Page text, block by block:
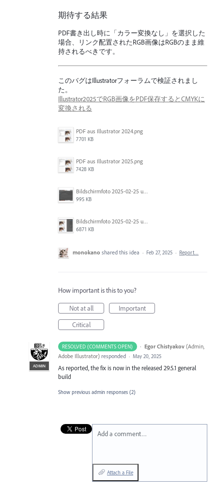
期待する結果
PDF書き出し時に「カラー変換なし」を選択した
場合、リンク配置されたRGB画像はRGBのまま維
持されるべきです。
このバグはIllustratorフォーラムで検証されまし
た。
Illustrator2025でRGB画像をPDF保存するとCMYKに
変換される
PDF aus Illustrator 2024.png
7701 KB
PDF aus Illustrator 2025.png
7428 KB
Bildschirmfoto 2025-02-25 um 07.55.09.png
995 KB
Bildschirmfoto 2025-02-25 um 07.39.20.png
6871 KB
monokano shared this idea · Feb 27, 2025 · Report…
How important is this to you?
Not at all
Important
Critical
RESOLVED (COMMENTS OPEN) ·
ADMIN
Egor Chistyakov (Admin,
Adobe Illustrator) responded · May 20, 2025
As reported, the fix is now in the released 29.5.1 general
build
Show previous admin responses (2)
Add a comment…
Attach a File